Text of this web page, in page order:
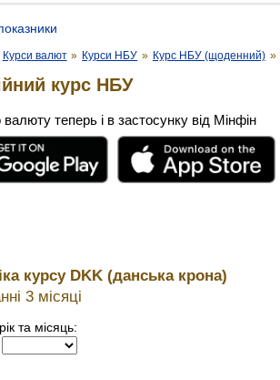
Курси валют » Курси НБУ » Курс НБУ (щоденний) »
курс НБУ
теперь і в застосунку від Мінфін
курсу DKK (данська крона)
3 місяці
та місяць: